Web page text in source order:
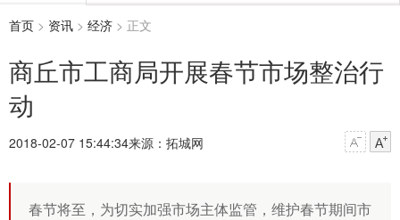
首页 > 资讯 > 经济 > 正文
商丘市工商局开展春节市场整治行
动
2018-02-07 15:44:34来源：拓城网
春节将至，为切实加强市场主体监管，维护春节期间市